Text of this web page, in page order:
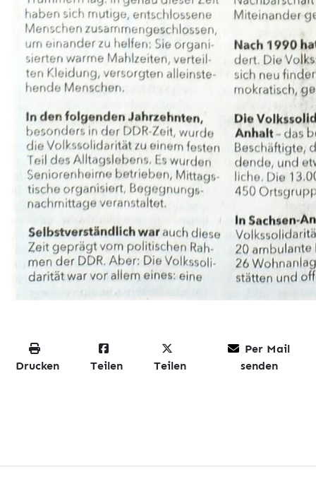
Drucken Teilen Teilen
Per Mail
senden